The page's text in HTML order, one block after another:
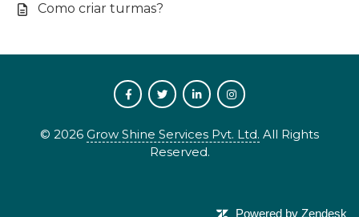
Como criar turmas?
© 2026 Grow Shine Services Pvt. Ltd. All Rights
Reserved.
Powered by Zendesk